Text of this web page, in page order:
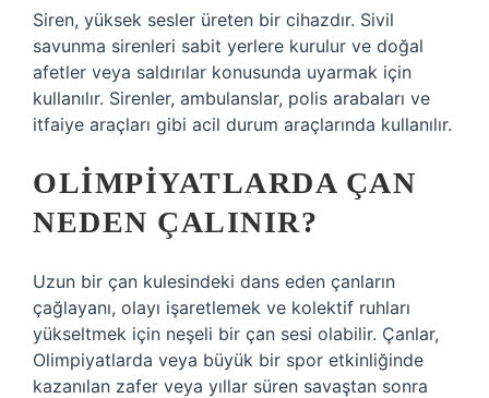
Siren, yüksek sesler üreten bir cihazdır. Sivil
savunma sirenleri sabit yerlere kurulur ve doğal
afetler veya saldırılar konusunda uyarmak için
kullanılır. Sirenler, ambulanslar, polis arabaları ve
itfaiye araçları gibi acil durum araçlarında kullanılır.
OLIMPIYATLARDA ÇAN
NEDEN ÇALINIR?
Uzun bir çan kulesindeki dans eden çanların
çağlayanı, olayı işaretlemek ve kolektif ruhları
yükseltmek için neşeli bir çan sesi olabilir. Çanlar,
Olimpiyatlarda veya büyük bir spor etkinliğinde
kazanılan zafer veya yıllar süren savaştan sonra